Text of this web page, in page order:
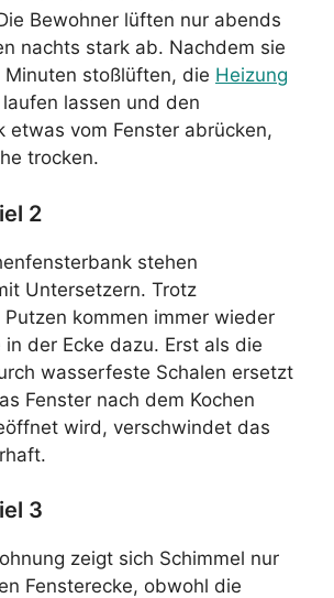
Bewohner lüften nur abends
nachts stark ab. Nachdem sie
Minuten stoßlüften, die Heizung
lassen und den
etwas vom Fenster abrücken,
trocken.
2
stehen
Untersetzern. Trotz
Putzen kommen immer wieder
der Ecke dazu. Erst als die
wasserfeste Schalen ersetzt
Fenster nach dem Kochen
wird, verschwindet das
3
zeigt sich Schimmel nur
Fensterecke, obwohl die